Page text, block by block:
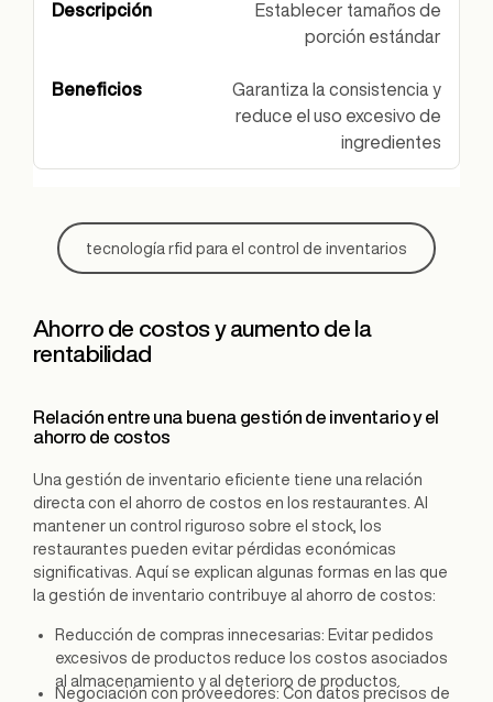
Establecer tamaños de
porción estándar
Garantiza la consistencia y
reduce el uso excesivo de
ingredientes
tecnología rfid para el control de inventarios
Ahorro de costos y aumento de la
rentabilidad
Relación entre una buena gestión de inventario y el
ahorro de costos
Una gestión de inventario eficiente tiene una relación
directa con el ahorro de costos en los restaurantes. Al
mantener un control riguroso sobre el stock, los
restaurantes pueden evitar pérdidas económicas
significativas. Aquí se explican algunas formas en las que
la gestión de inventario contribuye al ahorro de costos:
Reducción de compras innecesarias: Evitar pedidos
excesivos de productos reduce los costos asociados
al almacenamiento y al deterioro de productos.
Negociación con proveedores: Con datos precisos de